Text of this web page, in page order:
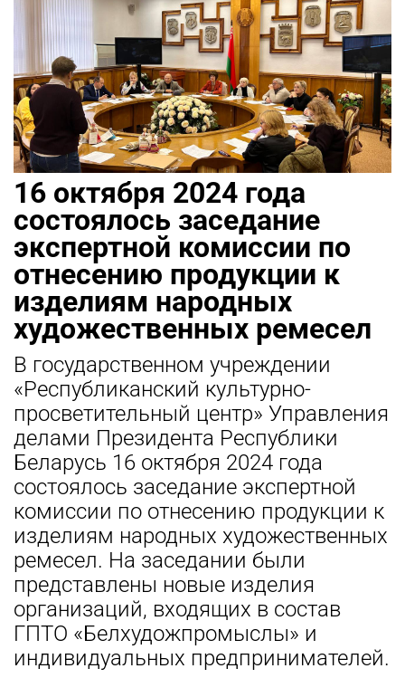
16 октября 2024 года
состоялось заседание
экспертной комиссии по
отнесению продукции к
изделиям народных
художественных ремесел
В государственном учреждении
«Республиканский культурно-
просветительный центр» Управления
делами Президента Республики
Беларусь 16 октября 2024 года
состоялось заседание экспертной
комиссии по отнесению продукции к
изделиям народных художественных
ремесел. На заседании были
представлены новые изделия
организаций, входящих в состав
ГПТО «Белхудожпромыслы» и
индивидуальных предпринимателей.